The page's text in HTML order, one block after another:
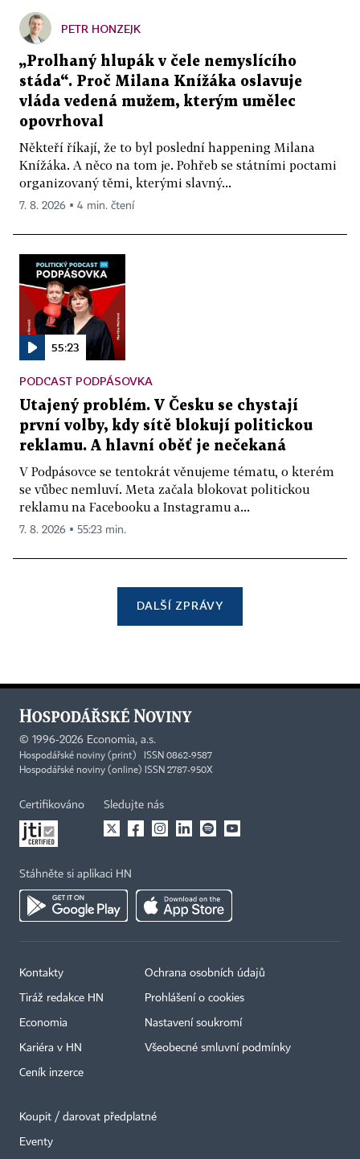
PETR HONZEJK
„Prolhaný hlupák v čele nemyslícího
stáda“. Proč Milana Knížáka oslavuje
vláda vedená mužem, kterým umělec
opovrhoval
Někteří říkají, že to byl poslední happening Milana
Knížáka. A něco na tom je. Pohřeb se státními poctami
organizovaný těmi, kterými slavný...
7. 8. 2026 ▪ 4 min. čtení
55:23
PODCAST PODPÁSOVKA
Utajený problém. V Česku se chystají
první volby, kdy sítě blokují politickou
reklamu. A hlavní oběť je nečekaná
V Podpásovce se tentokrát věnujeme tématu, o kterém
se vůbec nemluví. Meta začala blokovat politickou
reklamu na Facebooku a Instagramu a...
7. 8. 2026 ▪ 55:23 min.
DALŠÍ ZPRÁVY
© 1996-2026 Economia, a.s.
Hospodářské noviny (print) ISSN 0862-9587
Hospodářské noviny (online) ISSN 2787-950X
Certifikováno Sledujte nás
Stáhněte si aplikaci HN
Kontakty
Tiráž redakce HN
Economia
Kariéra v HN
Ceník inzerce
Ochrana osobních údajů
Prohlášení o cookies
Nastavení soukromí
Všeobecné smluvní podmínky
Koupit / darovat předplatné
Eventy